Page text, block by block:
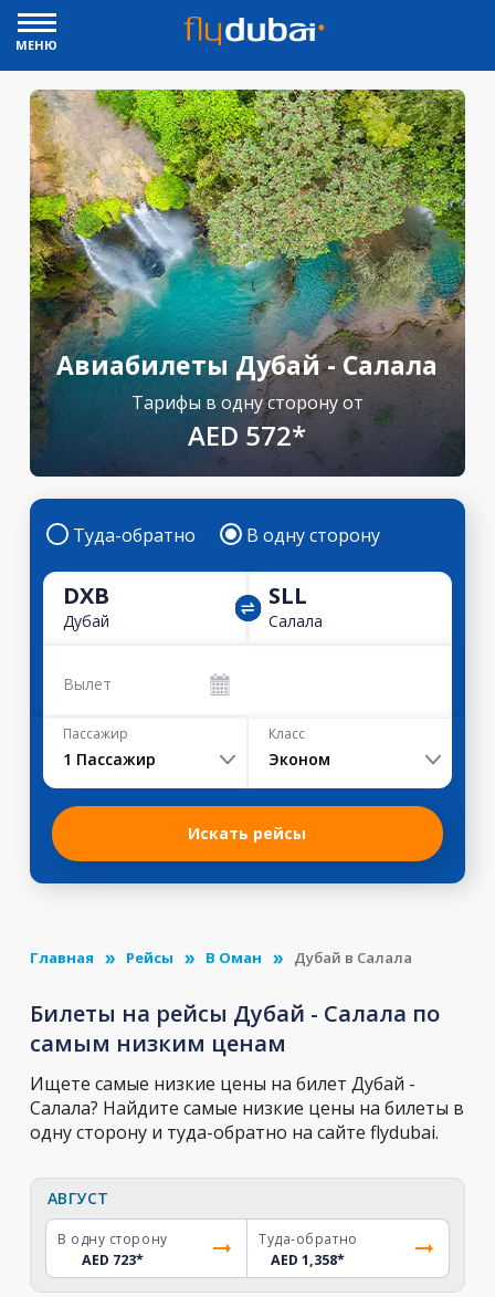
МЕНЮ
Авиабилеты Дубай - Салала
Тарифы в одну сторону от
AED 572*
Туда-обратно В одну сторону
DXB
Дубай
SLL
Салала
Вылет
Пассажир
1 Пассажир
Класс
Эконом
Искать рейсы
Главная Рейсы В Оман Дубай в Салала
Билеты на рейсы Дубай - Салала по
самым низким ценам
Ищете самые низкие цены на билет Дубай -
Салала? Найдите самые низкие цены на билеты в
одну сторону и туда-обратно на сайте flydubai.
АВГУСТ
В одну сторону
AED 723*
Туда-обратно
AED 1,358*